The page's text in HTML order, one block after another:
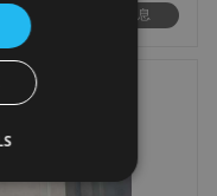
近距离见证古罗马
老的部分，也是古
古代遗址，享受令
，俯瞰罗马的历史
乔、拉斐尔、提
著名的作品包括贝
圣与世俗的爱》和
一场穿越意大利艺
以避开长时间的等
在艺术奇观中。
详细信息